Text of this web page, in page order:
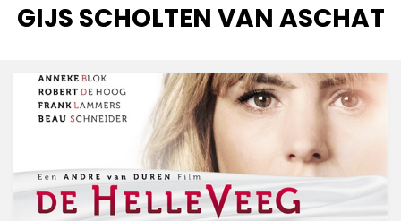
TAG
:
GIJS SCHOLTEN VAN ASCHAT